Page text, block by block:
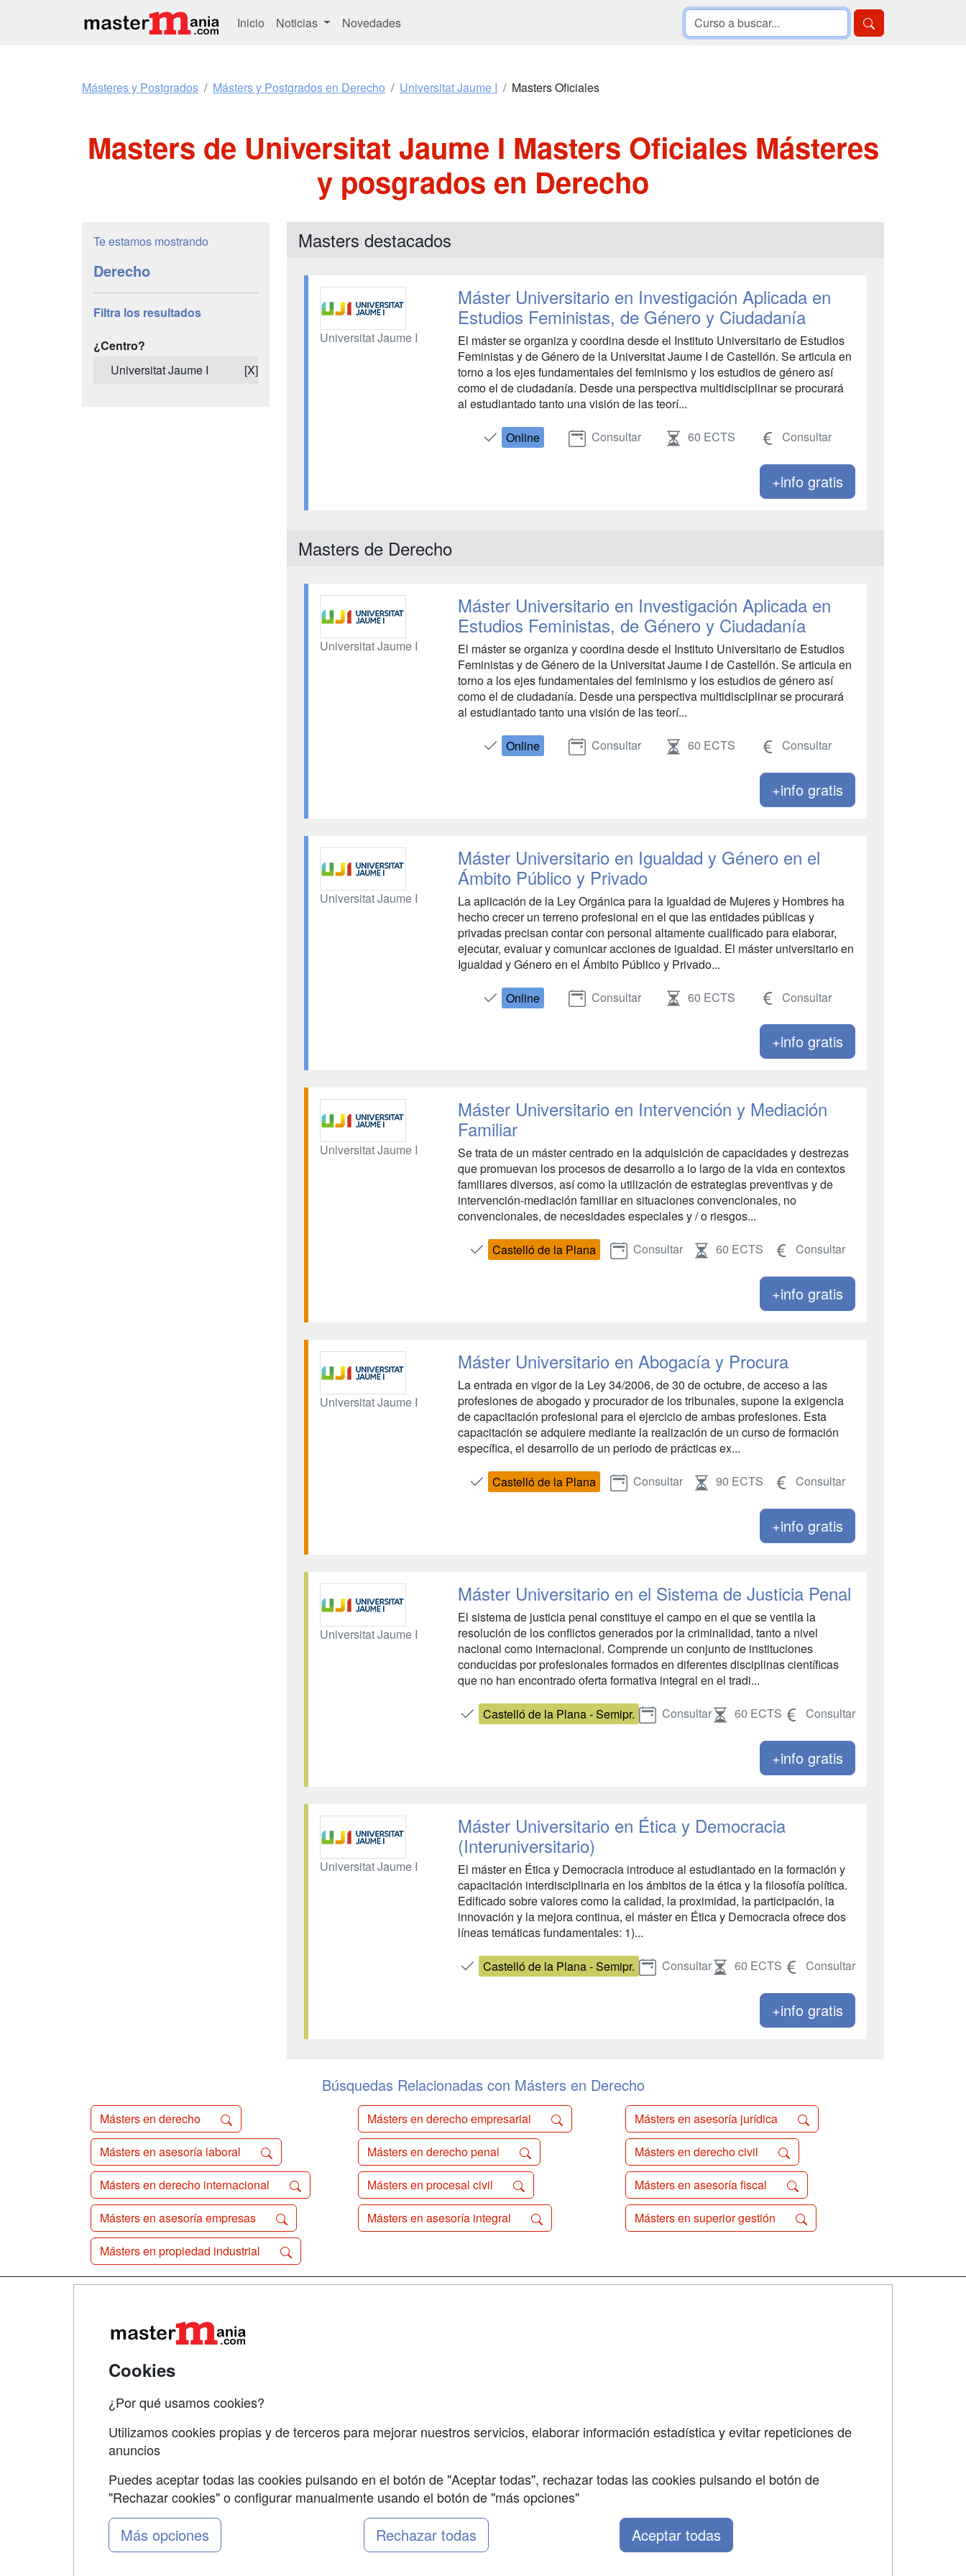
Inicio Noticias Novedades
Másteres y Postgrados Másters y Postgrados en Derecho Universitat Jaume I Masters Oficiales
Masters de Universitat Jaume I Masters Oficiales Másteres
y posgrados en Derecho
Te estamos mostrando
Derecho
Filtra los resultados
¿Centro?
Universitat Jaume I
[X]
Masters destacados
Universitat Jaume I
Máster Universitario en Investigación Aplicada en
Estudios Feministas, de Género y Ciudadanía
El máster se organiza y coordina desde el Instituto Universitario de Estudios
Feministas y de Género de la Universitat Jaume I de Castellón. Se articula en
torno a los ejes fundamentales del feminismo y los estudios de género así
como el de ciudadanía. Desde una perspectiva multidisciplinar se procurará
al estudiantado tanto una visión de las teorí...
Online Consultar 60 ECTS Consultar
+info gratis
Masters de Derecho
Universitat Jaume I
Máster Universitario en Investigación Aplicada en
Estudios Feministas, de Género y Ciudadanía
El máster se organiza y coordina desde el Instituto Universitario de Estudios
Feministas y de Género de la Universitat Jaume I de Castellón. Se articula en
torno a los ejes fundamentales del feminismo y los estudios de género así
como el de ciudadanía. Desde una perspectiva multidisciplinar se procurará
al estudiantado tanto una visión de las teorí...
Online Consultar 60 ECTS Consultar
+info gratis
Universitat Jaume I
Máster Universitario en Igualdad y Género en el
Ámbito Público y Privado
La aplicación de la Ley Orgánica para la Igualdad de Mujeres y Hombres ha
hecho crecer un terreno profesional en el que las entidades públicas y
privadas precisan contar con personal altamente cualificado para elaborar,
ejecutar, evaluar y comunicar acciones de igualdad. El máster universitario en
Igualdad y Género en el Ámbito Público y Privado...
Online Consultar 60 ECTS Consultar
+info gratis
Universitat Jaume I
Máster Universitario en Intervención y Mediación
Familiar
Se trata de un máster centrado en la adquisición de capacidades y destrezas
que promuevan los procesos de desarrollo a lo largo de la vida en contextos
familiares diversos, así como la utilización de estrategias preventivas y de
intervención-mediación familiar en situaciones convencionales, no
convencionales, de necesidades especiales y / o riesgos...
Castelló de la Plana Consultar 60 ECTS Consultar
+info gratis
Universitat Jaume I
Máster Universitario en Abogacía y Procura
La entrada en vigor de la Ley 34/2006, de 30 de octubre, de acceso a las
profesiones de abogado y procurador de los tribunales, supone la exigencia
de capacitación profesional para el ejercicio de ambas profesiones. Esta
capacitación se adquiere mediante la realización de un curso de formación
específica, el desarrollo de un periodo de prácticas ex...
Castelló de la Plana Consultar 90 ECTS Consultar
+info gratis
Universitat Jaume I
Máster Universitario en el Sistema de Justicia Penal
El sistema de justicia penal constituye el campo en el que se ventila la
resolución de los conflictos generados por la criminalidad, tanto a nivel
nacional como internacional. Comprende un conjunto de instituciones
conducidas por profesionales formados en diferentes disciplinas científicas
que no han encontrado oferta formativa integral en el tradi...
Castelló de la Plana - Semipr. Consultar 60 ECTS Consultar
+info gratis
Universitat Jaume I
Máster Universitario en Ética y Democracia
(Interuniversitario)
El máster en Ética y Democracia introduce al estudiantado en la formación y
capacitación interdisciplinaria en los ámbitos de la ética y la filosofía política.
Edificado sobre valores como la calidad, la proximidad, la participación, la
innovación y la mejora continua, el máster en Ética y Democracia ofrece dos
líneas temáticas fundamentales: 1)...
Castelló de la Plana - Semipr. Consultar 60 ECTS Consultar
+info gratis
Búsquedas Relacionadas con Másters en Derecho
Másters en derecho Másters en derecho empresarial
Másters en asesoría jurídica
Másters en asesoría laboral
Másters en derecho penal
Másters en derecho civil
Másters en derecho internacional
Másters en procesal civil
Másters en asesoría fiscal
Másters en asesoría empresas
Másters en asesoría integral
Másters en superior gestión
Másters en propiedad industrial
Grupo formazion:
Cookies
¿Por qué usamos cookies?
Utilizamos cookies propias y de terceros para mejorar nuestros servicios, elaborar información estadística y evitar repeticiones de
anuncios
Puedes aceptar todas las cookies pulsando en el botón de "Aceptar todas", rechazar todas las cookies pulsando el botón de
"Rechazar cookies" o configurar manualmente usando el botón de "más opciones"
Más opciones Rechazar todas Aceptar todas